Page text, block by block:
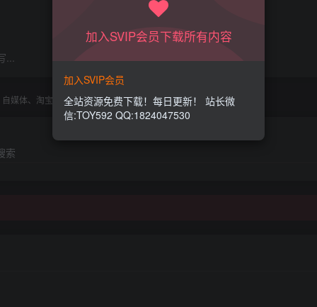
...
媒体、淘宝、拼多多、闲鱼、抖店、直播、知乎、带货、剪辑
索
加入SVIP会员下载所有内容
加入SVIP会员
全站资源免费下载！每日更新！ 站长微
信:TOY592 QQ:1824047530